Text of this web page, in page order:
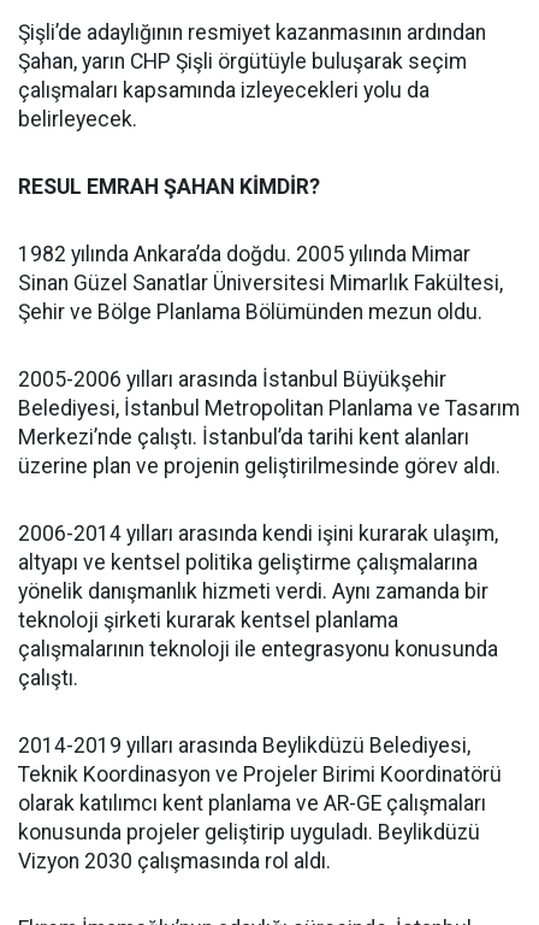
Şişli’de adaylığının resmiyet kazanmasının ardından
Şahan, yarın CHP Şişli örgütüyle buluşarak seçim
çalışmaları kapsamında izleyecekleri yolu da
belirleyecek.
RESUL EMRAH ŞAHAN KİMDİR?
1982 yılında Ankara’da doğdu. 2005 yılında Mimar
Sinan Güzel Sanatlar Üniversitesi Mimarlık Fakültesi,
Şehir ve Bölge Planlama Bölümünden mezun oldu.
2005-2006 yılları arasında İstanbul Büyükşehir
Belediyesi, İstanbul Metropolitan Planlama ve Tasarım
Merkezi’nde çalıştı. İstanbul’da tarihi kent alanları
üzerine plan ve projenin geliştirilmesinde görev aldı.
2006-2014 yılları arasında kendi işini kurarak ulaşım,
altyapı ve kentsel politika geliştirme çalışmalarına
yönelik danışmanlık hizmeti verdi. Aynı zamanda bir
teknoloji şirketi kurarak kentsel planlama
çalışmalarının teknoloji ile entegrasyonu konusunda
çalıştı.
2014-2019 yılları arasında Beylikdüzü Belediyesi,
Teknik Koordinasyon ve Projeler Birimi Koordinatörü
olarak katılımcı kent planlama ve AR-GE çalışmaları
konusunda projeler geliştirip uyguladı. Beylikdüzü
Vizyon 2030 çalışmasında rol aldı.